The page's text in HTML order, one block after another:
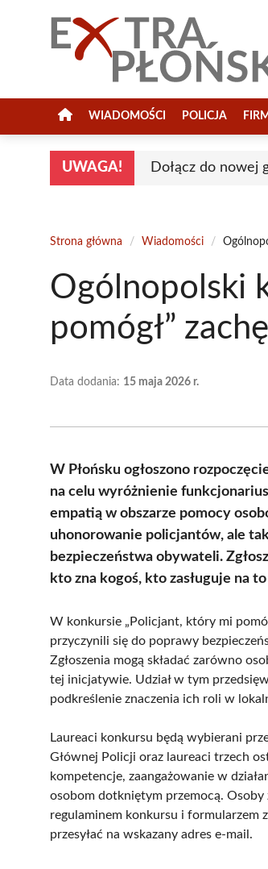
WIADOMOŚCI POLICJA
UWAGA! Dołącz do nowej
Strona główna / Wiadomości /
Ogólnopolski
pomógł”
Data dodania: 15 maja 2026 r.
W Płońsku ogłoszono
na celu wyróżnienie
empatią w obszarze pomocy
uhonorowanie policjantów, ale
bezpieczeństwa obywateli.
kto zna kogoś, kto zasługuje na
W konkursie „Policjant, który mi
przyczynili się do poprawy
Zgłoszenia mogą składać zarówno
tej inicjatywie. Udział w tym
podkreślenie znaczenia ich roli w
Laureaci konkursu będą wybierani
Głównej Policji oraz laureaci trzech
kompetencje, zaangażowanie w
osobom dotkniętym przemocą. Osoby
regulaminem konkursu i formularzem
przesyłać na wskazany adres e-mail.